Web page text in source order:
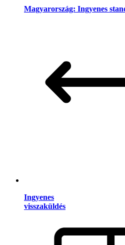
Magyarország: Ingyenes
Ingyenes
visszaküldés